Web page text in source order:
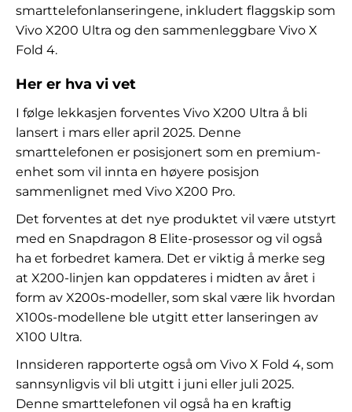
smarttelefonlanseringene, inkludert flaggskip som
Vivo X200 Ultra og den sammenleggbare Vivo X
Fold 4.
Her er hva vi vet
I følge lekkasjen forventes Vivo X200 Ultra å bli
lansert i mars eller april 2025. Denne
smarttelefonen er posisjonert som en premium-
enhet som vil innta en høyere posisjon
sammenlignet med Vivo X200 Pro.
Det forventes at det nye produktet vil være utstyrt
med en Snapdragon 8 Elite-prosessor og vil også
ha et forbedret kamera. Det er viktig å merke seg
at X200-linjen kan oppdateres i midten av året i
form av X200s-modeller, som skal være lik hvordan
X100s-modellene ble utgitt etter lanseringen av
X100 Ultra.
Innsideren rapporterte også om Vivo X Fold 4, som
sannsynligvis vil bli utgitt i juni eller juli 2025.
Denne smarttelefonen vil også ha en kraftig